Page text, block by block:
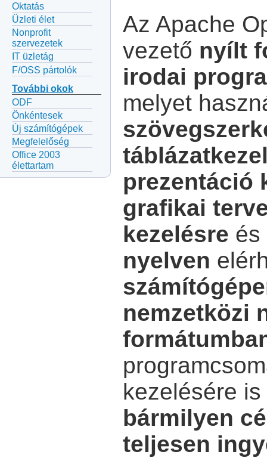
Oktatás
Üzleti élet
Nonprofit
szervezetek
IT üzletág
F/OSS pártolók
További okok
ODF
Önkéntesek
Új számítógépek
Megfelelőség
Office 2003
élettartam
Az Apache
vezető nyílt
irodai
melyet
prezentáció
grafikai
kezelésre és
nyelven
nemzetközi
kezelésére
bármilyen
teljesen